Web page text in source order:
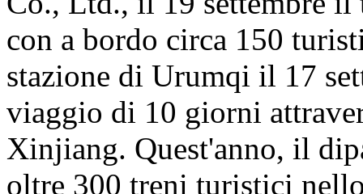
con a bordo circa 150
stazione di Urumqi il 17
viaggio di 10 giorni
Xinjiang. Quest'anno, il
oltre 300 treni turistici